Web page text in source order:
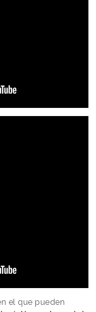
el que pueden